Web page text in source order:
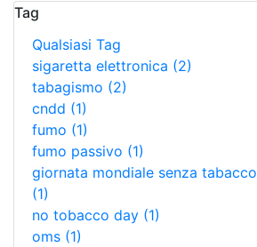
Tag
Qualsiasi Tag
sigaretta elettronica (2)
tabagismo (2)
cndd (1)
fumo (1)
fumo passivo (1)
giornata mondiale senza tabacco
(1)
no tobacco day (1)
oms (1)